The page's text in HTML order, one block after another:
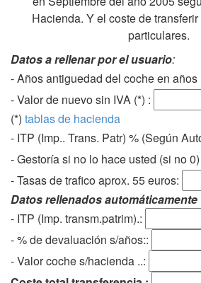
Hacienda. Y el coste de
particulares.
Datos a rellenar por el usuario:
- Años antiguedad del coche en
- Valor de nuevo sin IVA (*) :
(*) tablas de hacienda
- ITP (Imp.. Trans. Patr) % (Según
- Gestoría si no lo hace usted (si no 0)
-Tasas de trafico aprox. 55 euros:
Datos rellenados automáticamente
- ITP (Imp. transm.patrim).:
- % de devaluación s/años::
- Valor coche s/hacienda ..: